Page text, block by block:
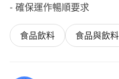
- 確保運作暢順要求
食品飲料 食品與飲料